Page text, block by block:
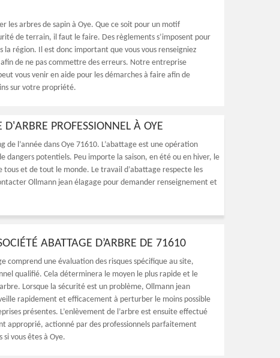
les arbres de sapin à Oye. Que ce soit pour un motif
de terrain, il faut le faire. Des règlements s’imposent pour
la région. Il est donc important que vous vous renseigniez
de ne pas commettre des erreurs. Notre entreprise
vous venir en aide pour les démarches à faire afin de
sur votre propriété.
PROFESSIONNEL À OYE
l’année dans Oye 71610. L’abattage est une opération
dangers potentiels. Peu importe la saison, en été ou en hiver, le
et de tout le monde. Le travail d’abattage respecte les
Ollmann jean élagage pour demander renseignement et
ABATTAGE D’ARBRE DE 71610
comprend une évaluation des risques spécifique au site,
qualifié. Cela déterminera le moyen le plus rapide et le
Lorsque la sécurité est un problème, Ollmann jean
rapidement et efficacement à perturber le moins possible
présentes. L’enlèvement de l’arbre est ensuite effectué
approprié, actionné par des professionnels parfaitement
vous êtes à Oye.